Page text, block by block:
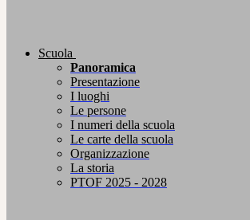
Scuola
Panoramica
Presentazione
I luoghi
Le persone
I numeri della scuola
Le carte della scuola
Organizzazione
La storia
PTOF 2025 - 2028